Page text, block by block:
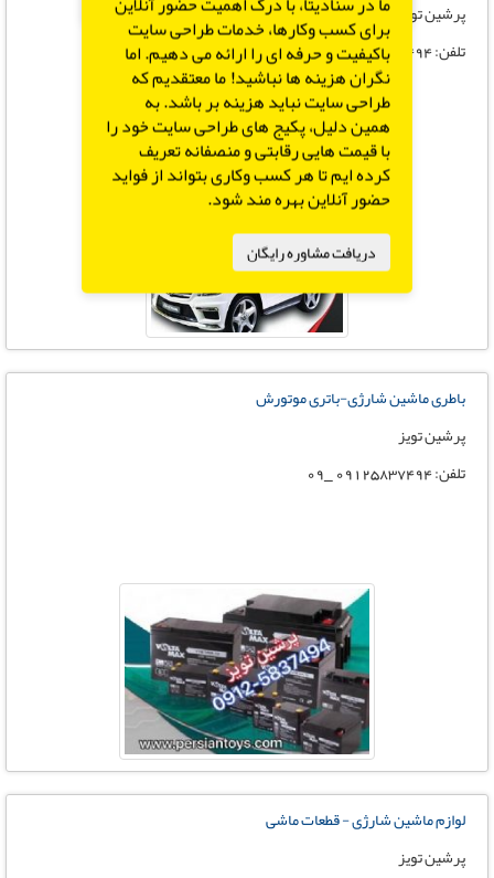
پرشین تویز
تلفن: 09125837494 _09
باطری ماشین شارژی-باتری موتورش
پرشین تویز
تلفن: 09125837494 _09
لوازم ماشین شارژی - قطعات ماشی
پرشین تویز
برای کسب وکارها، خدمات طراحی سایت
باکیفیت و حرفه ای را ارائه می دهیم. اما
نگران هزینه ها نباشید! ما معتقدیم که
طراحی سایت نباید هزینه بر باشد. به
همین دلیل، پکیج های طراحی سایت خود را
با قیمت هایی رقابتی و منصفانه تعریف
کرده ایم تا هر کسب وکاری بتواند از فواید
حضور آنلاین بهره مند شود.
دریافت مشاوره رایگان